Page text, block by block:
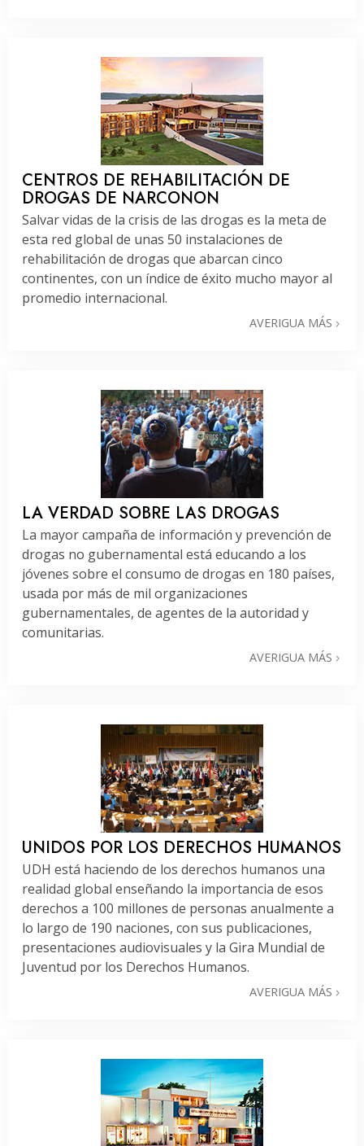
CENTROS DE REHABILITACIÓN DE
DROGAS DE NARCONON
Salvar vidas de la crisis de las drogas es la meta de
esta red global de unas 50 instalaciones de
rehabilitación de drogas que abarcan cinco
continentes, con un índice de éxito mucho mayor al
promedio internacional.
AVERIGUA MÁS
LA VERDAD SOBRE LAS DROGAS
La mayor campaña de información y prevención de
drogas no gubernamental está educando a los
jóvenes sobre el consumo de drogas en 180 países,
usada por más de mil organizaciones
gubernamentales, de agentes de la autoridad y
comunitarias.
AVERIGUA MÁS
UNIDOS POR LOS DERECHOS HUMANOS
UDH está haciendo de los derechos humanos una
realidad global enseñando la importancia de esos
derechos a 100 millones de personas anualmente a
lo largo de 190 naciones, con sus publicaciones,
presentaciones audiovisuales y la Gira Mundial de
Juventud por los Derechos Humanos.
AVERIGUA MÁS